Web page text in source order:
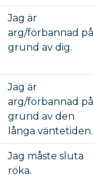
Jag är
arg/förbannad på
grund av dig.
Jag är
arg/förbannad på
grund av den
långa väntetiden.
Jag måste sluta
röka.